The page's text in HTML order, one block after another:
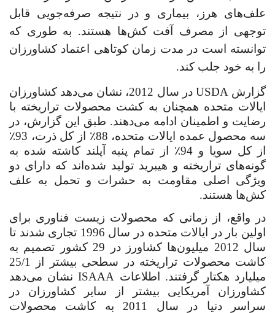
علف‌های هرز، بیماری و در نتیجه صرفه‌جویی قابل
توجهی از مصرف آفت کش‌ها هستند. به طوری که
توانسته است در مدت زمان کوتاهی اعتماد کشاورزان
را به خود جلب کند.
گزارش USDA در سال 2012 ، نشان می‌دهد کشاورزان
ایالات متحده همچنان به کشت محصولات تراریخته با
رضایت و اطمینان ادامه می‌دهند. طبق این گزارش، در
سه محصول عمده ایالات متحده، 88٪ از کل ذرت، 93٪
از کل سویا و 94٪ از تمام پنبه آپلند کاشته شده به
گونه‌های تراریخته و هیبرید تولید شده‌اند که دارای دو
ویژگی اصلی مقاومت به حشرات و تحمل به علف
کش‌ها هستند.
در واقع، از زمانی که محصولات زیست فناوری برای
اولین بار در ایالات متحده در سال 1996 تجاری شدند تا
سال 2012 میلیون‌ها کشاورز در 29 کشور تصمیم به
کاشت محصولات تراریخته در سطحی بیشتر از 25/1
میلیارد هکتار گرفتند. اطلاعات ISAAA نشان می‌دهد
کشاورزان آمریکایی بیشتر از سایر کشاورزان در
سراسر دنیا در سال 2011 به کاشت محصولات